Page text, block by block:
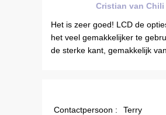
Cristian van Chili
Het is zeer goed! LCD de opties maken
het veel gemakkelijker te gebruiken. Dat is
de sterke kant, gemakkelijk van gebruik.
Contactpersoon : Terry